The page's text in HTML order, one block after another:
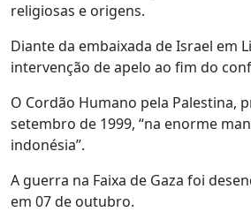
religiosas e origens.
Diante da embaixada de Israel em
intervenção de apelo ao fim do
O Cordão Humano pela Palestina,
setembro de 1999, “na enorme
indonésia”.
A guerra na Faixa de Gaza foi
em 07 de outubro.